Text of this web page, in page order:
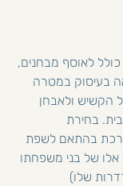
כולל לאוסף מבחנים,
בעיסוק במטרה
הקשיש ולאבחן
בחירת
בהתאם לשפת
אלו של בני משפחתו
שלו)